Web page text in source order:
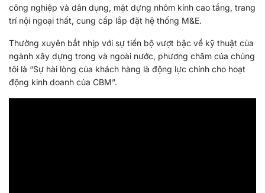
công nghiệp và dân dụng, mặt dựng nhôm kính cao tầng, trang
trí nội ngoại thất, cung cấp lắp đặt hệ thống M&E.
Thường xuyên bắt nhịp với sự tiến bộ vượt bậc về kỹ thuật của
ngành xây dựng trong và ngoài nước, phương châm của chúng
tôi là “Sự hài lòng của khách hàng là động lực chính cho hoạt
động kinh doanh của CBM”.